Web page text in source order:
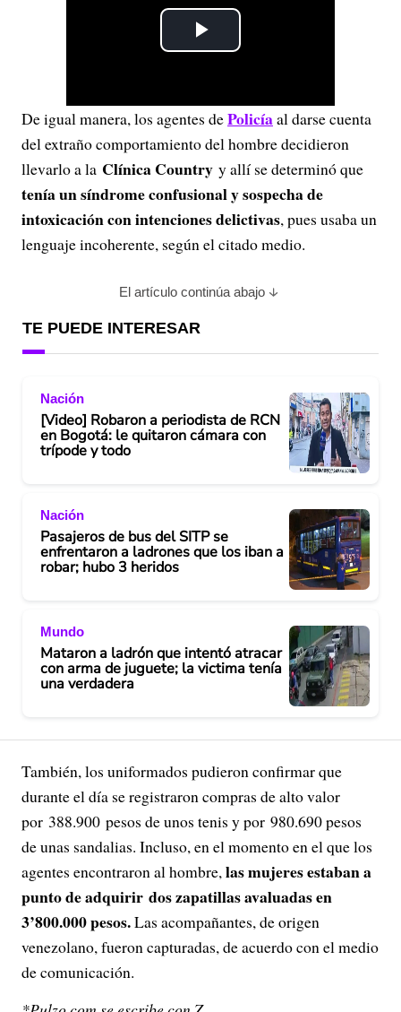
P
a
y
V
i
d
De igual manera, los agentes dePolicíaal darse cuenta
del extraño comportamiento del hombre decidieron
llevarlo a la Clínica Country y allí se determinó que
tenía un síndrome confusional y sospecha de
intoxicación con intenciones delictivas, pues usaba un
lenguaje incoherente, según el citado medio.
El artículo continúa abajo
TE PUEDE INTERESAR
Nación
[Video] Robaron a periodista de RCN
en Bogotá: le quitaron cámara con
trípode y todo
Nación
Pasajeros de bus del SITP se
enfrentaron a ladrones que los iban a
robar; hubo 3 heridos
Mundo
Mataron a ladrón que intentó atracar
con arma de juguete; la victima tenía
una verdadera
También, los uniformados pudieron confirmar que
durante el día se registraron compras de alto valor
por 388.900 pesos de unos tenis y por 980.690 pesos
de unas sandalias. Incluso, en el momento en el que los
agentes encontraron al hombre,las mujeres estaban a
punto de adquirir dos zapatillas avaluadas en
3’800.000 pesos.Las acompañantes, de origen
venezolano, fueron capturadas, de acuerdo con el medio
de comunicación.